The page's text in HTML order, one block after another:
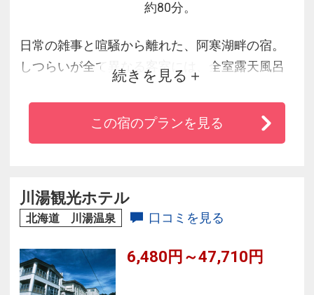
約80分。
日常の雑事と喧騒から離れた、阿寒湖畔の宿。
しつらいが全て異なる客室には、全室露天風呂
道東の旬食材で仕立てた和会席も上質な旅を彩
続きを見る
この宿のプランを見る
川湯観光ホテル
北海道 川湯温泉 口コミを見る
6,480円～47,710円